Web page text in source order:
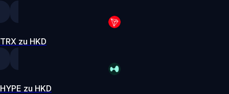
TRX zu HKD
HYPE zu HKD